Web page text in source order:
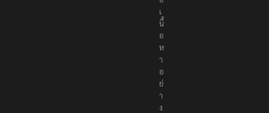
เ
นื้
อ
ห
า
อ
ย่
า
ง